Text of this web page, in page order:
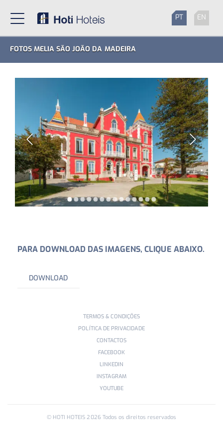
PT EN
FOTOS MELIA SÃO JOÃO DA MADEIRA
PARA DOWNLOAD DAS IMAGENS, CLIQUE ABAIXO.
DOWNLOAD
TERMOS & CONDIÇÕES
POLÍTICA DE PRIVACIDADE
CONTACTOS
FACEBOOK
LINKEDIN
INSTAGRAM
YOUTUBE
© HOTI HOTEIS2026 Todos os direitos reservados